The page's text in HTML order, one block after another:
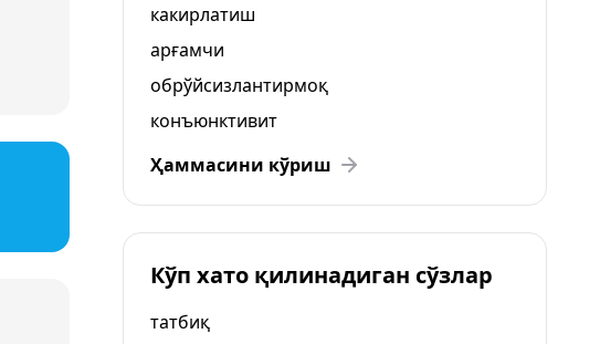
какирлатиш
арғамчи
обрўйсизлантирмоқ
конъюнктивит
Ҳаммасини кўриш
Кўп хато қилинадиган сўзлар
татбиқ